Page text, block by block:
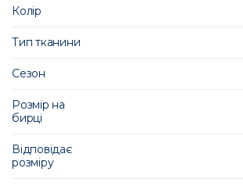
Колір
Тип тканини
Сезон
Розмір на
бирці
Відповідає
розміру